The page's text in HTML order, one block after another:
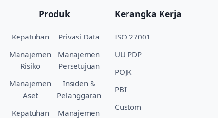
Produk
Kepatuhan
Manajemen
Risiko
Manajemen
Aset
Kepatuhan
Privasi Data
Manajemen
Persetujuan
Insiden &
Pelanggaran
Manajemen
Kerangka Kerja
ISO 27001
UU PDP
POJK
PBI
Custom